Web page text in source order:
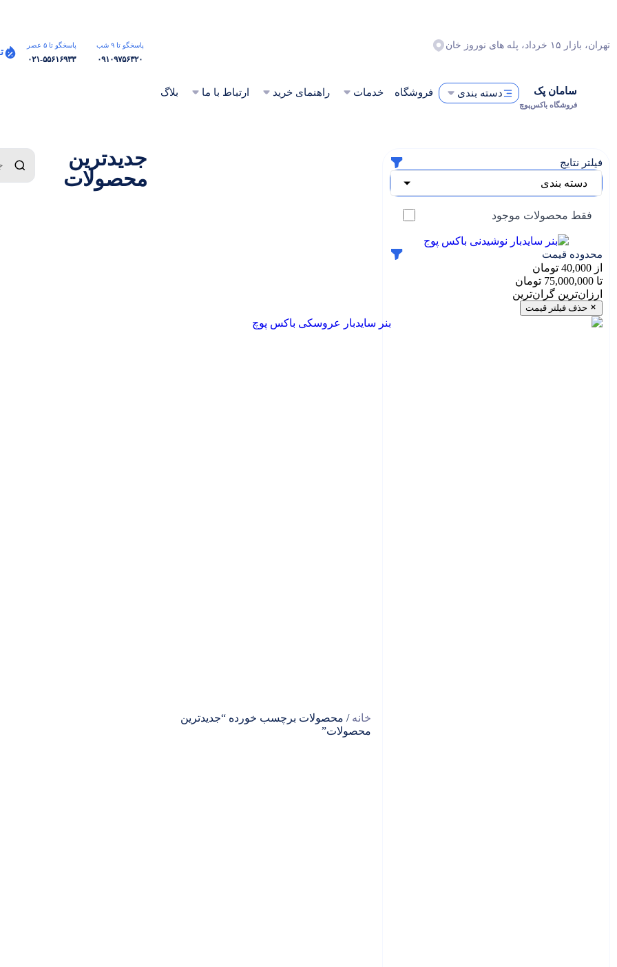
تهران، بازار ۱۵ خرداد، پله های نوروز خان پاسخگو تا ۹ شب
۰۹۱۰۹۷۵۶۳۲۰
پاسخگو تا ۵ عصر
۰۲۱-۵۵۶۱۶۹۳۳
سامان پک
فروشگاه باکس‌پوچ
دسته بندی فروشگاه خدمات راهنمای خرید ارتباط با ما بلاگ
فیلتر نتایج
دسته بندی
فقط محصولات موجود
محدوده قیمت
از 40,000 تومان
تا 75,000,000 تومان
ارزان‌ترین گران‌ترین
حذف فیلتر قیمت
خانه / محصولات برچسب خورده “جدیدترین
محصولات”
جدیدترین
محصولات